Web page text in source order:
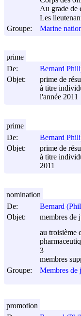
Au grade de
Les
Groupe:
Marine
De:
Bernard
Objet:
prime de
à titre
l'année 2011
prime
De:
Bernard
Objet:
prime de
à titre
2011
prime
De:
Bernard
Objet:
membres de
au troisième
3
membres
Groupe:
Membres de
nomination
promotion